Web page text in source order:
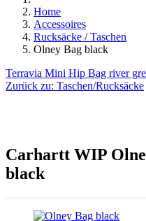
Home
Accessoires
Rucksäcke / Taschen
Olney Bag black
Terravia Mini Hip Bag river
Zurück zu: Taschen/Rucksäcke
Carhartt WIP
black